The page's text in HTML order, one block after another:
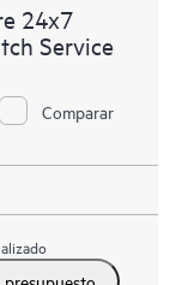
24x7
Service
Comparar